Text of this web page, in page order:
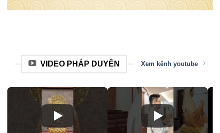
VIDEO PHÁP DUYÊN Xem kênh youtube